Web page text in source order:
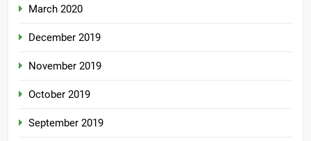
March 2020
December 2019
November 2019
October 2019
September 2019